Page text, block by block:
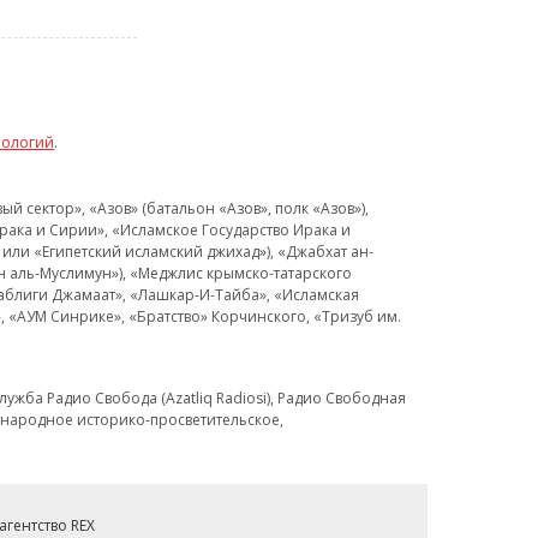
.
«Азов» (батальон «Азов», полк «Азов»),
и Сирии», «Исламское Государство Ирака и
«Египетский исламский джихад»), «Джабхат ан-
Муслимун»), «Меджлис крымско-татарского
Джамаат», «Лашкар-И-Тайба», «Исламская
Синрике», «Братство» Корчинского, «Тризуб им.
Радио Свобода (Azatliq Radiosi), Радио Свободная
историко-просветительское,
REX